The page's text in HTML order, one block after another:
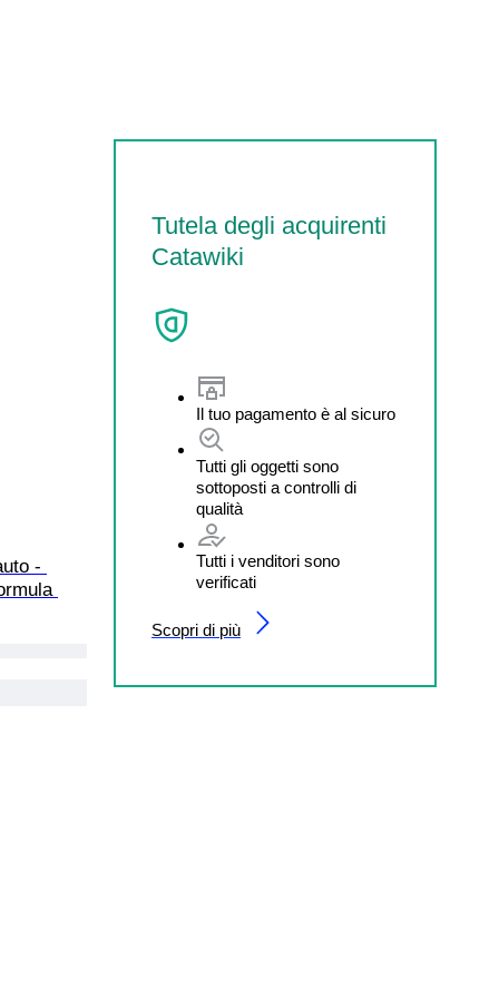
Tutela degli acquirenti
Catawiki
Il tuo pagamento è al sicuro
Tutti gli oggetti sono
sottoposti a controlli di
qualità
Tutti i venditori sono
verificati
Scopri di più
-